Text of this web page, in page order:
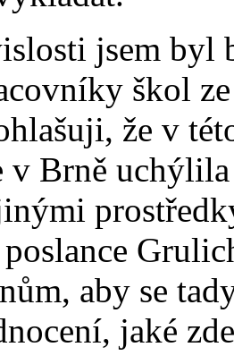
jsem byl
škol
že v
v Brně
aby se
jaké